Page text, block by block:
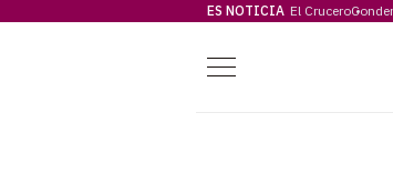
ES NOTICIA El Crucero
Menú